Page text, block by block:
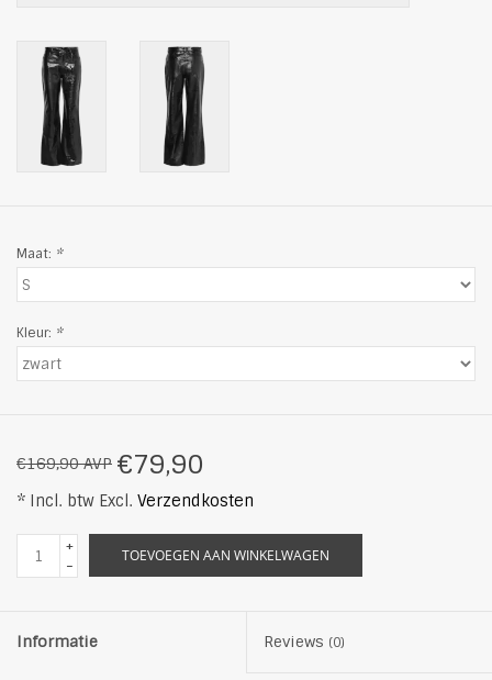
Maat: *
Kleur: *
€169,90 AVP €79,90
* Incl. btw Excl. Verzendkosten
+
-
TOEVOEGEN AAN WINKELWAGEN
Informatie Reviews (0)